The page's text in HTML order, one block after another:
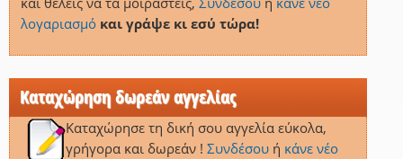
λογαριασμό και γράψε κι εσύ τώρα!
Καταχώρηση δωρεάν αγγελίας
Καταχώρησε τη δική σου αγγελία εύκολα,
γρήγορα και δωρεάν ! Συνδέσουή κάνε νέο